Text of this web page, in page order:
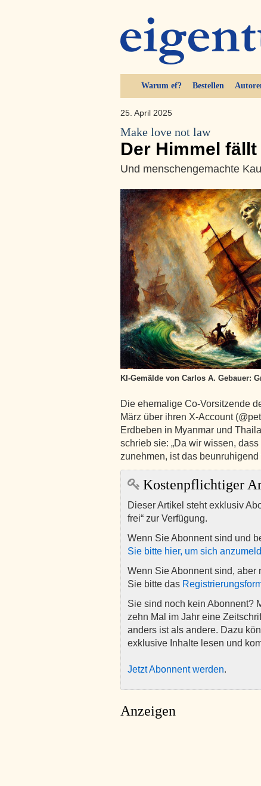
Warum ef? Bestellen
25. April 2025
Make love not law
Der Himmel
Und menschengemachte
KI-Gemälde von Carlos A. Gebauer:
Die ehemalige Co-Vorsitzende
März über ihren X-Account
Erdbeben in Myanmar und
schrieb sie: „Da wir wissen,
zunehmen, ist das
Kostenpflichtiger
Dieser Artikel steht exklusiv
frei“ zur Verfügung.
Wenn Sie Abonnent sind und
Sie bitte hier, um sich
Wenn Sie Abonnent sind, aber
Sie bitte das
Sie sind noch kein Abonnent?
zehn Mal im Jahr eine
anders ist als andere. Dazu
exklusive Inhalte lesen und
Jetzt Abonnent werden.
Anzeigen